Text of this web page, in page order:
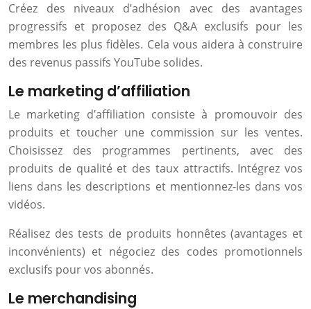
Créez des niveaux d’adhésion avec des avantages
progressifs et proposez des Q&A exclusifs pour les
membres les plus fidèles. Cela vous aidera à construire
des revenus passifs YouTube solides.
Le marketing d’affiliation
Le marketing d’affiliation consiste à promouvoir des
produits et toucher une commission sur les ventes.
Choisissez des programmes pertinents, avec des
produits de qualité et des taux attractifs. Intégrez vos
liens dans les descriptions et mentionnez-les dans vos
vidéos.
Réalisez des tests de produits honnêtes (avantages et
inconvénients) et négociez des codes promotionnels
exclusifs pour vos abonnés.
Le merchandising